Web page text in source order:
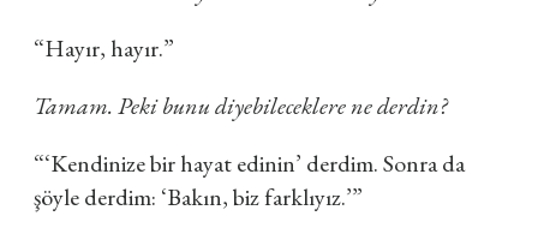
“Hayır, hayır.”
Tamam. Peki bunu diyebileceklere ne derdin?
“‘Kendinize bir hayat edinin’ derdim. Sonra da
şöyle derdim: ‘Bakın, biz farklıyız.’”